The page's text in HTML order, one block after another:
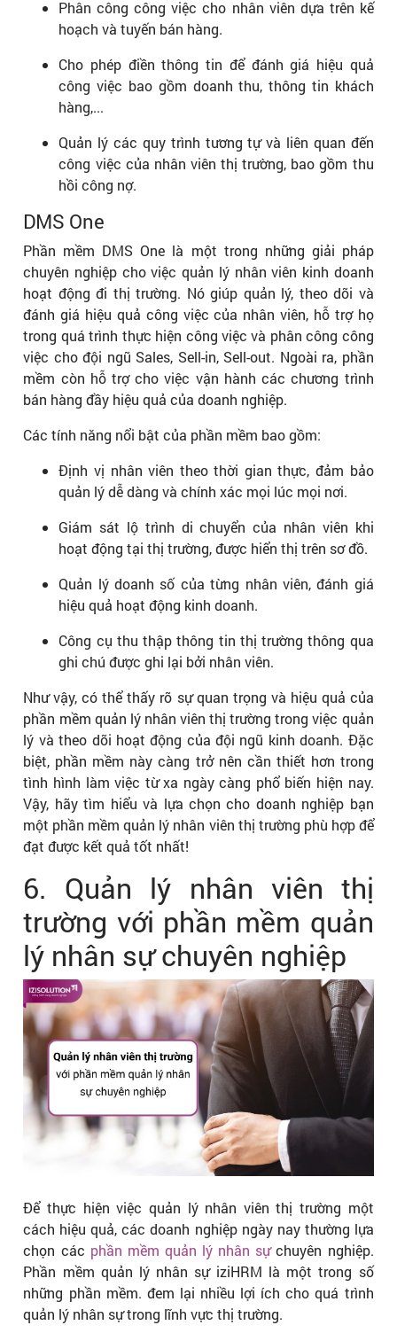
Phân công công việc cho nhân viên dựa trên kế
hoạch và tuyến bán hàng.
Cho phép điền thông tin để đánh giá hiệu quả
công việc bao gồm doanh thu, thông tin khách
hàng,...
Quản lý các quy trình tương tự và liên quan đến
công việc của nhân viên thị trường, bao gồm thu
hồi công nợ.
DMS One
Phần mềm DMS One là một trong những giải pháp
chuyên nghiệp cho việc quản lý nhân viên kinh doanh
hoạt động đi thị trường. Nó giúp quản lý, theo dõi và
đánh giá hiệu quả công việc của nhân viên, hỗ trợ họ
trong quá trình thực hiện công việc và phân công công
việc cho đội ngũ Sales, Sell-in, Sell-out. Ngoài ra, phần
mềm còn hỗ trợ cho việc vận hành các chương trình
bán hàng đầy hiệu quả của doanh nghiệp.
Các tính năng nổi bật của phần mềm bao gồm:
Định vị nhân viên theo thời gian thực, đảm bảo
quản lý dễ dàng và chính xác mọi lúc mọi nơi.
Giám sát lộ trình di chuyển của nhân viên khi
hoạt động tại thị trường, được hiển thị trên sơ đồ.
Quản lý doanh số của từng nhân viên, đánh giá
hiệu quả hoạt động kinh doanh.
Công cụ thu thập thông tin thị trường thông qua
ghi chú được ghi lại bởi nhân viên.
Như vậy, có thể thấy rõ sự quan trọng và hiệu quả của
phần mềm quản lý nhân viên thị trường trong việc quản
lý và theo dõi hoạt động của đội ngũ kinh doanh. Đặc
biệt, phần mềm này càng trở nên cần thiết hơn trong
tình hình làm việc từ xa ngày càng phổ biến hiện nay.
Vậy, hãy tìm hiểu và lựa chọn cho doanh nghiệp bạn
một phần mềm quản lý nhân viên thị trường phù hợp để
đạt được kết quả tốt nhất!
6. Quản lý nhân viên thị
trường với phần mềm quản
lý nhân sự chuyên nghiệp
Để thực hiện việc quản lý nhân viên thị trường một
cách hiệu quả, các doanh nghiệp ngày nay thường lựa
chọn các phần mềm quản lý nhân sựchuyên nghiệp.
Phần mềm quản lý nhân sự iziHRM là một trong số
những phần mềm. đem lại nhiều lợi ích cho quá trình
quản lý nhân sự trong lĩnh vực thị trường.